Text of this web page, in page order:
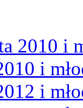
2010 i
i
i